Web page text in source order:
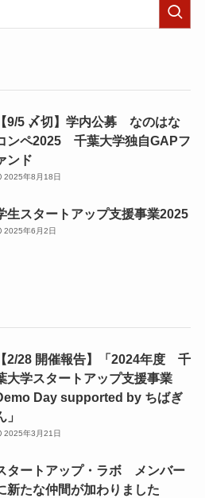
【9/5 〆切】学内公募 なのはな
ンペ2025 千葉大学独自GAPフ
ンド
2025年8月18日
生スタートアップ支援事業2025
2025年6月2日
【2/28 開催報告】「2024年度 千
大学スタートアップ支援事業
Day supported by ちばぎ
」
2025年3月21日
タートアップ・ラボ メンバー
新たな仲間が加わりました